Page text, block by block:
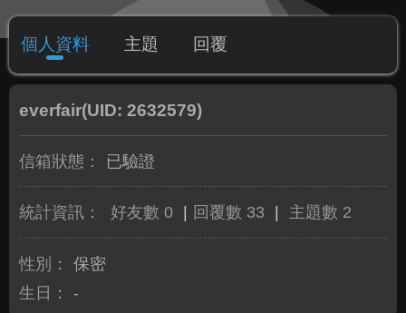
個人資料 主題 回覆
everfair(UID: 2632579)
信箱狀態： 已驗證
統計資訊： 好友數 0 回覆數 33 主題數 2
性別：
保密
生日：
-